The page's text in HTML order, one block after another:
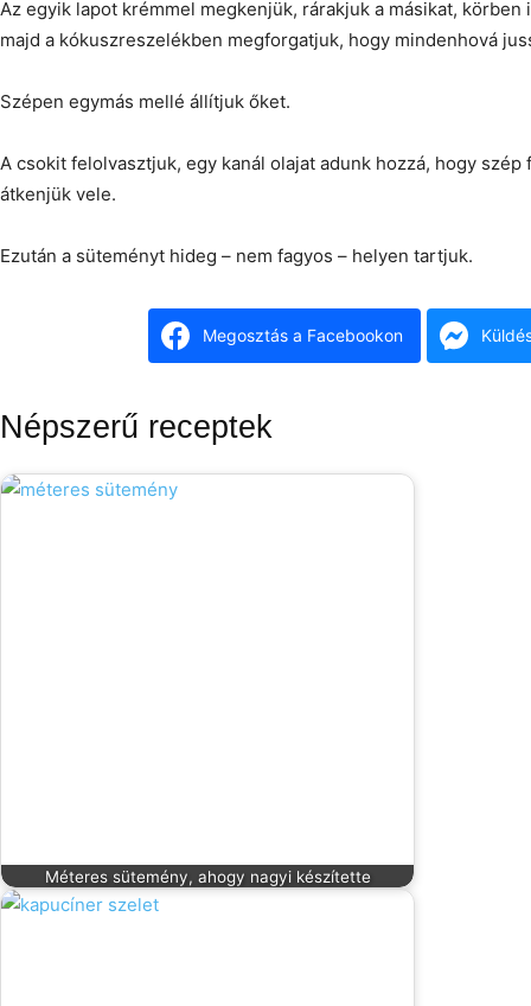
Az egyik lapot krémmel megkenjük, rárakjuk a másikat,
majd a kókuszreszelékben megforgatjuk, hogy mindenhová
Szépen egymás mellé állítjuk őket.
A csokit felolvasztjuk, egy kanál olajat adunk hozzá, hogy
átkenjük vele.
Ezután a süteményt hideg – nem fagyos – helyen tartjuk.
Megosztás a Facebookon
Népszerű receptek
Méteres sütemény, ahogy nagyi készítette